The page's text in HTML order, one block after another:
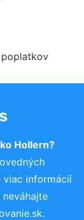
Hollern?
viac informácií